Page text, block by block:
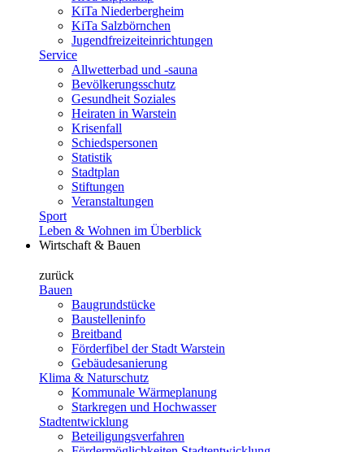
KiTa Niederbergheim
KiTa Salzbörnchen
Jugendfreizeiteinrichtungen
Service
Allwetterbad und -sauna
Bevölkerungsschutz
Gesundheit Soziales
Heiraten in Warstein
Krisenfall
Schiedspersonen
Statistik
Stadtplan
Stiftungen
Veranstaltungen
Sport
Leben & Wohnen im Überblick
Wirtschaft & Bauen
zurück
Bauen
Baugrundstücke
Baustelleninfo
Breitband
Förderfibel der Stadt Warstein
Gebäudesanierung
Klima & Naturschutz
Kommunale Wärmeplanung
Starkregen und Hochwasser
Stadtentwicklung
Beteiligungsverfahren